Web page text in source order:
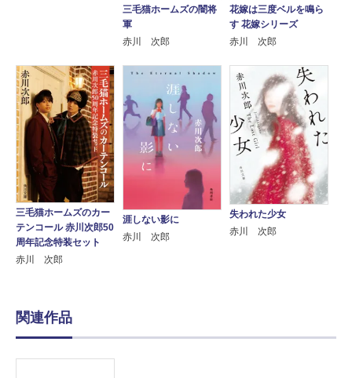
三毛猫ホームズの闇将
軍
赤川 次郎
花嫁は三度ベルを鳴ら
す 花嫁シリーズ
赤川 次郎
三毛猫ホームズのカー
テンコール 赤川次郎50
周年記念特装セット
赤川 次郎
涯しない影に
赤川 次郎
失われた少女
赤川 次郎
関連作品